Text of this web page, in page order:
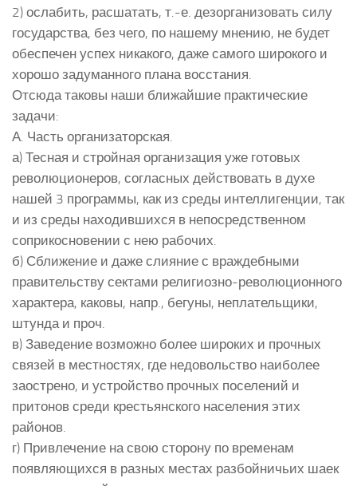
2) ослабить, расшатать, т.-е. дезорганизовать силу
государства, без чего, по нашему мнению, не будет
обеспечен успех никакого, даже самого широкого и
хорошо задуманного плана восстания.
Отсюда таковы наши ближайшие практические
задачи:
А. Часть организаторская.
а) Тесная и стройная организация уже готовых
революционеров, согласных действовать в духе
нашей 3 программы, как из среды интеллигенции, так
и из среды находившихся в непосредственном
соприкосновении с нею рабочих.
б) Сближение и даже слияние с враждебными
правительству сектами религиозно-революционного
характера, каковы, напр., бегуны, неплательщики,
штунда и проч.
в) Заведение возможно более широких и прочных
связей в местностях, где недовольство наиболее
заострено, и устройство прочных поселений и
притонов среди крестьянского населения этих
районов.
г) Привлечение на свою сторону по временам
появляющихся в разных местах разбойничьих шаек